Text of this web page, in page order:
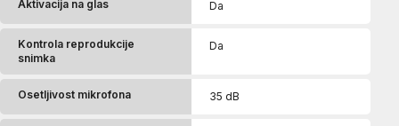
Aktivacija na glas Da
Kontrola reprodukcije
snimka
Da
Osetljivost mikrofona 35 dB